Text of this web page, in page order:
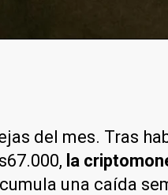
del mes. Tras
la
una caída